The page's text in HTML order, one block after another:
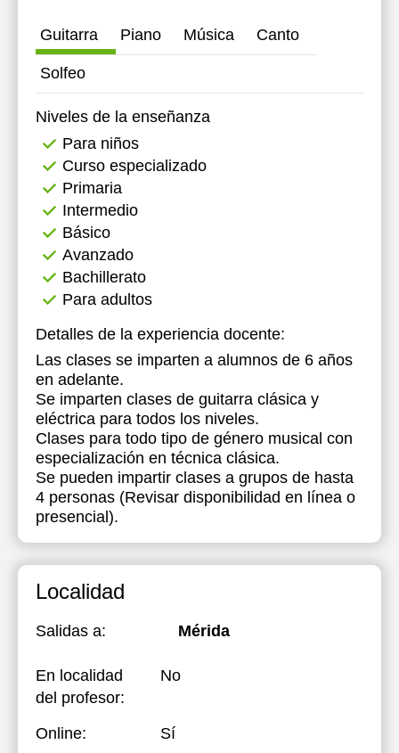
Guitarra Piano Música Canto
Solfeo
Niveles de la enseñanza
Para niños
Curso especializado
Primaria
Intermedio
Básico
Avanzado
Bachillerato
Para adultos
Detalles de la experiencia docente:
Las clases se imparten a alumnos de 6 años
en adelante.
Se imparten clases de guitarra clásica y
eléctrica para todos los niveles.
Clases para todo tipo de género musical con
especialización en técnica clásica.
Se pueden impartir clases a grupos de hasta
4 personas (Revisar disponibilidad en línea o
presencial).
Localidad
Salidas a: Mérida
En localidad
del profesor:
No
Online: Sí